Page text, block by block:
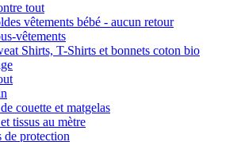
tout
vêtements bébé - aucun retour
vêtements
Shirts, T-Shirts et bonnets coton bio
couette et matgelas
tissus au mètre
de protection